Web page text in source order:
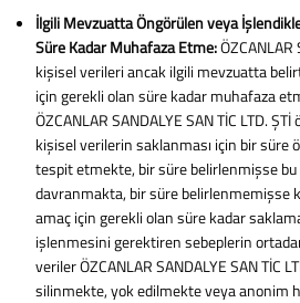
İlgili Mevzuatta Öngörülen veya
Süre Kadar Muhafaza Etme:ÖZCANLAR
kişisel verileri ancak ilgili mevzuatta
için gerekli olan süre kadar muhafaza
ÖZCANLAR SANDALYE SAN TİC LTD.
kişisel verilerin saklanması için bir süre
tespit etmekte, bir süre belirlenmişse bu
davranmakta, bir süre belirlenmemişse
amaç için gerekli olan süre kadar
işlenmesini gerektiren sebeplerin
veriler ÖZCANLAR SANDALYE SAN TİC
silinmekte, yok edilmekte veya anonim